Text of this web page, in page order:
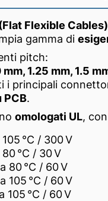
Flexible
gamma di
pitch:
mm, 1.25 mm, 1.5
i principali
PCB.
omologati UL,
°C / 300 V
°C / 30 V
80 °C / 60 V
105 °C / 60 V
105 °C / 60 V